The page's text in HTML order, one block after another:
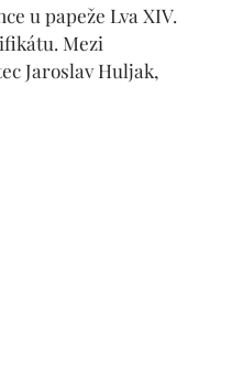
u papeže Lva XIV.
Mezi
Jaroslav Huljak,